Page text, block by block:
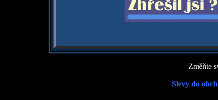
Změňte
Slevy do